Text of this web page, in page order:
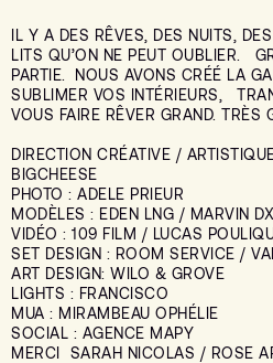
IL Y A DES RÊVES, DES NUITS,
LITS QU’ON NE PEUT OUBLIER.
PARTIE. NOUS AVONS CRÉÉ LA
SUBLIMER VOS INTÉRIEURS,
VOUS FAIRE RÊVER GRAND. TRÈS
DIRECTION CRÉATIVE /
BIGCHEESE
PHOTO : ADELE PRIEUR
MODÈLES : EDEN LNG / MARVIN DX
VIDÉO : 109 FILM / LUCAS
SET DESIGN : ROOM SERVICE /
ART DESIGN: WILO & GROVE
LIGHTS : FRANCISCO
MUA : MIRAMBEAU OPHÉLIE
SOCIAL : AGENCE MAPY
MERCI SARAH NICOLAS / ROSE